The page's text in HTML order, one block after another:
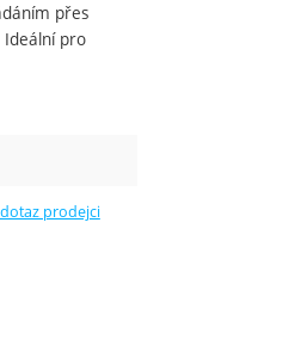
přes
Ideální pro
prodejci